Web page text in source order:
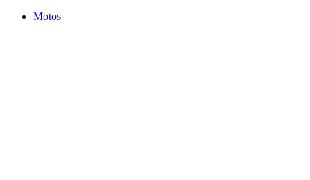
Motos